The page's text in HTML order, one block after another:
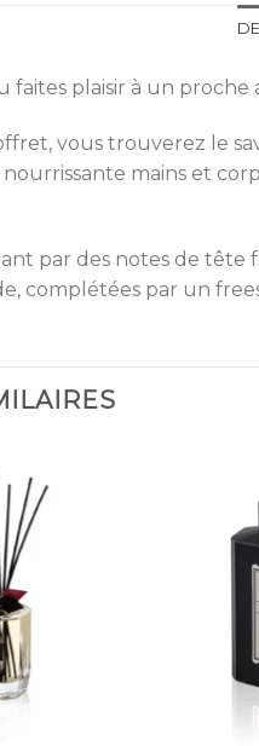
faites plaisir à un
vous trouverez le
mains et
par des notes de tête
complétées par un